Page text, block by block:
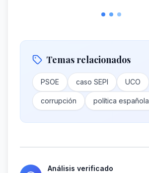
Temas relacionados
PSOE caso SEPI UCO
corrupción política española
Análisis verificado